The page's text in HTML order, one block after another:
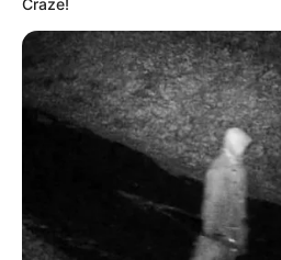
Craze!